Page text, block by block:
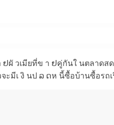
ຢผั วเมียที่ข า ຢคู่กันใ นตลาด
ะมีเ งิ นป ລ ດห นี้ซื้อบ้านซื้อรถ